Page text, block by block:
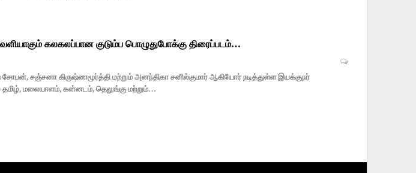
கலகலப்பான குடும்ப பொழுதுபோக்கு திரைப்படம்…
சஞ்சனா கிருஷ்ணமூர்த்தி மற்றும் அனந்திகா சனில்குமார் ஆகியோர் நடித்துள்ள இயக்குநர்
தமிழ், மலையாளம், கன்னடம், தெலுங்கு மற்றும்…